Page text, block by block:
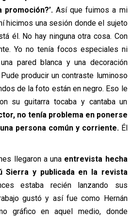
Así que fuimos a mi
hicimos una sesión donde el sujeto
él. No hay ninguna otra cosa. Con
Yo no tenía focos especiales ni
pared blanca y una decoración
producir un contraste luminoso
de la foto están en negro. Eso le
su guitarra tocaba y cantaba un
no tenía problema en ponerse
persona común y corriente.Él
llegaron a una entrevista hecha
Sierra y publicada en la revista
estaba recién lanzando sus
gustó y así fue como Hernán
gráfico en aquel medio, donde